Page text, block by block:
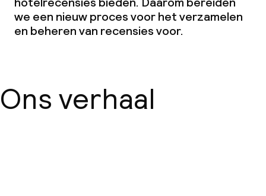
we een nieuw proces voor het verzamelen
en beheren van recensies voor.
Ons verhaal